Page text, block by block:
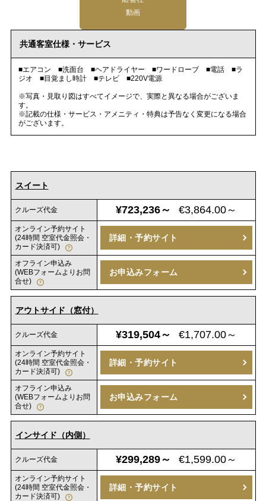
動画
共通客室仕様・サービス
■エアコン ■洗面台 ■ヘアドライヤー ■ワードローブ ■電話 ■ラ
ジオ ■目覚まし時計 ■テレビ ■220V電源
※写真・見取り図はすべてイメージで、実際と異なる場合がございま
す。
※記載の仕様・サービス・アメニティ・特典は予告なく変更になる場合
がございます。
スイート
クルーズ代金 ¥723,236～ €3,864.00～
オンライン予約サイト
(24時間 空室代金照会・
カード決済可)
詳細・予約サイト
オフライン申込み
(WEBフォームよりお問
合せ)
お申込みフォーム
アウトサイド（窓付）
クルーズ代金 ¥319,504～ €1,707.00～
オンライン予約サイト
(24時間 空室代金照会・
カード決済可)
詳細・予約サイト
オフライン申込み
(WEBフォームよりお問
合せ)
お申込みフォーム
インサイド（内側）
クルーズ代金 ¥299,289～ €1,599.00～
オンライン予約サイト
(24時間 空室代金照会・
カード決済可)
詳細・予約サイト